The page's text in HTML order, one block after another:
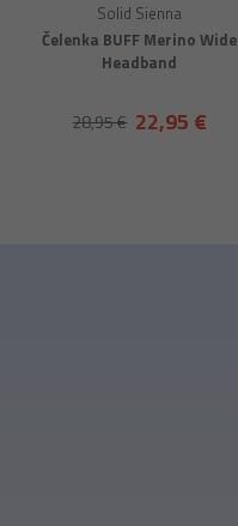
Čelenka BUFF Merino Wide
Headband
Solid Sienna
22,95 €
28,95 €